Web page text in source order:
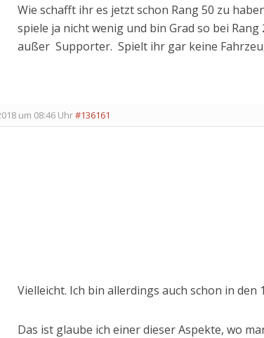
Wie schafft ihr es jetzt schon Rang 50 zu
spiele ja nicht wenig und bin Grad so bei
außer Supporter. Spielt ihr gar keine
um 08:46 Uhr#136161
Vielleicht. Ich bin allerdings auch schon in den
Das ist glaube ich einer dieser Aspekte, wo